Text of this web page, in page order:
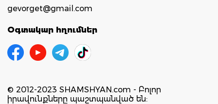
gevorget@gmail.com
Օգտակար հղումներ
© 2012-2023 SHAMSHYAN.com - Բոլոր
իրավունքները պաշտպանված են: